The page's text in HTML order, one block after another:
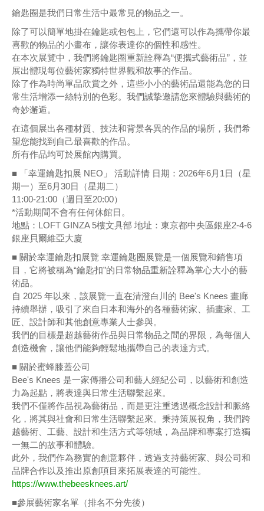
鑰匙圈是我們日常生活中最常見的物品之一。
除了可以簡單地掛在鑰匙或包包上，它們還可以作為攜帶你最
喜歡的物品的小畫布，讓你表達你的個性和感性。
在本次展覽中，我們將鑰匙圈重新詮釋為“便攜式藝術品”，並
展出體現每位藝術家獨特世界觀和故事的作品。
除了作為時尚單品欣賞之外，這些小小的藝術品還能為您的日
常生活增添一絲特別的色彩。我們誠摯邀請您來體驗與藝術的
奇妙邂逅。
在這個展出各種材質、技法和背景各異的作品的場所，我們希
望您能找到自己最喜歡的作品。
所有作品均可於展館內購買。
■ 「幸運鑰匙扣展 NEO」 活動詳情 日期：2026年6月1日（星
期一）至6月30日（星期二）
11:00-21:00（週日至20:00）
*活動期間不會有任何休館日。
地點：LOFT GINZA 5樓文具部 地址：東京都中央區銀座2-4-6
銀座貝爾維亞大廈
■ 關於幸運鑰匙扣展覽 幸運鑰匙圈展覽是一個展覽和銷售項
目，它將被稱為“鑰匙扣”的日常物品重新詮釋為掌心大小的藝
術品。
自 2025 年以來，該展覽一直在清澄白川的 Bee's Knees 畫廊
持續舉辦，吸引了來自日本和海外的各種藝術家、插畫家、工
匠、設計師和其他創意專業人士參與。
我們的目標是超越藝術作品與日常物品之間的界限，為每個人
創造機會，讓他們能夠輕鬆地攜帶自己的表達方式。
■ 關於蜜蜂膝蓋公司
Bee's Knees 是一家傳播公司和藝人經紀公司，以藝術和創造
力為起點，將表達與日常生活聯繫起來。
我們不僅將作品視為藝術品，而是更注重透過概念設計和脈絡
化，將其與社會和日常生活聯繫起來。秉持策展視角，我們跨
越藝術、工藝、設計和生活方式等領域，為品牌和專案打造獨
一無二的故事和體驗。
此外，我們作為務實的創意夥伴，透過支持藝術家、與公司和
品牌合作以及推出原創項目來拓展表達的可能性。
https://www.thebeesknees.art/
■參展藝術家名單（排名不分先後）